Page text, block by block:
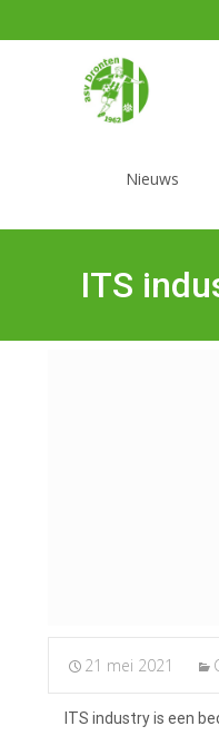
Nieuws
ITS
21 mei 2021
ITS industry is een